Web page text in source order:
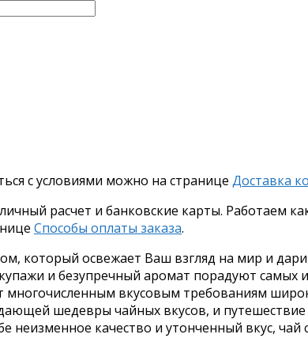
с условиями можно на странице Доставка
расчет и банковские карты. Работаем
Способы оплаты заказа.
который освежает Ваш взгляд на мир и
и безупречный аромат порадуют самых
вкусовым требованиям
шедевры чайных вкусов, и
неизменное качество и утонченный вкус,